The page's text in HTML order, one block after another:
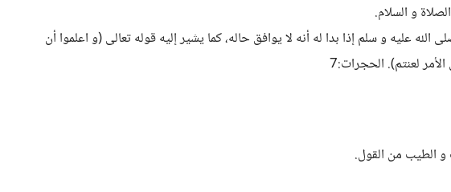
و السلام.
الله عليه و سلم إذا بدا له أنه لا يوافق حاله، كما يشير إليه قوله تعالى (و اعلموا أن
لعنتم). الحجرات:7
الطيب من القول.